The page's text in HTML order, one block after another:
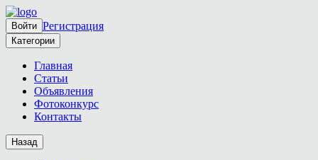
Войти Регистрация
Категории
Главная
Статьи
Объявления
Фотоконкурс
Контакты
Назад